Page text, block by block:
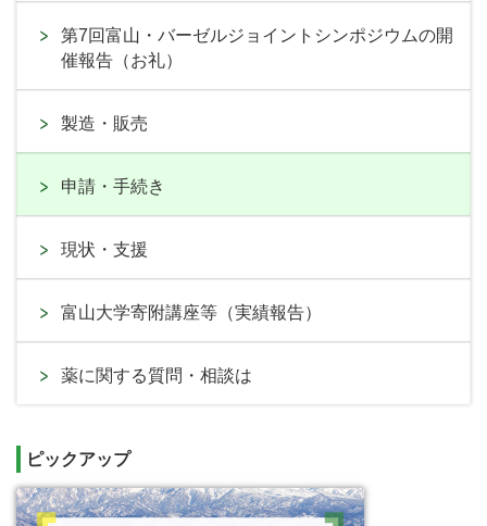
第7回富山・バーゼルジョイントシンポジウムの開
催報告（お礼）
製造・販売
申請・手続き
現状・支援
富山大学寄附講座等（実績報告）
薬に関する質問・相談は
ピックアップ